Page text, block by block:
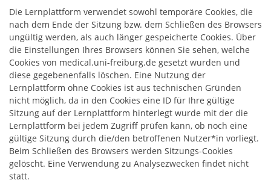
Die Lernplattform verwendet sowohl temporäre Cookies, die
nach dem Ende der Sitzung bzw. dem Schließen des Browsers
ungültig werden, als auch länger gespeicherte Cookies. Über
die Einstellungen Ihres Browsers können Sie sehen, welche
Cookies von medical.uni-freiburg.de gesetzt wurden und
diese gegebenenfalls löschen. Eine Nutzung der
Lernplattform ohne Cookies ist aus technischen Gründen
nicht möglich, da in den Cookies eine ID für Ihre gültige
Sitzung auf der Lernplattform hinterlegt wurde mit der die
Lernplattform bei jedem Zugriff prüfen kann, ob noch eine
gültige Sitzung durch die/den betroffenen Nutzer*in vorliegt.
Beim Schließen des Browsers werden Sitzungs-Cookies
gelöscht. Eine Verwendung zu Analysezwecken findet nicht
statt.